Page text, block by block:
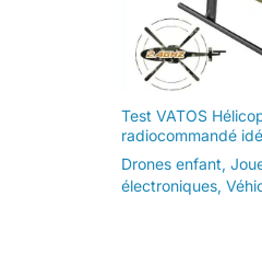
Test VATOS
radiocommandé
Drones enfant,
électroniques,